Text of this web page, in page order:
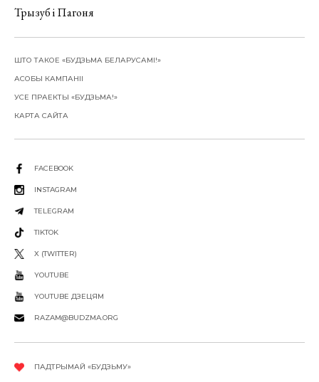
Трызуб і Пагоня
ШТО ТАКОЕ «БУДЗЬМА БЕЛАРУСАМІ!»
АСОБЫ КАМПАНІІ
УСЕ ПРАЕКТЫ «БУДЗЬМА!»
КАРТА САЙТА
FACEBOOK
INSTAGRAM
TELEGRAM
TIKTOK
X (TWITTER)
YOUTUBE
YOUTUBE ДЗЕЦЯМ
RAZAM@BUDZMA.ORG
ПАДТРЫМАЙ «БУДЗЬМУ»